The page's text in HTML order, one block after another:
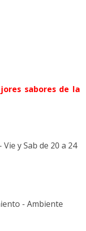
sabores de la
y Sab de 20 a 24
- Ambiente